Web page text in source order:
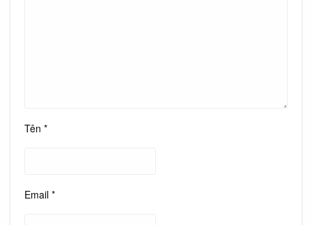
Tên *
Email *